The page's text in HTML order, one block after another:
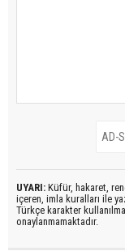
UYARI: Küfür, hakaret,
içeren, imla kuralları ile
Türkçe karakter
onaylanmamaktadır.